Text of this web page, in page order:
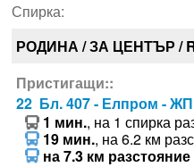
Спирка:
РОДИНА / ЗА ЦЕНТЪР /
Пристигащи::
22 Бл. 407 - Елпром - ЖП
1 мин., на 1 спирка
19 мин., на 6.2 км
на 7.3 км разстояние